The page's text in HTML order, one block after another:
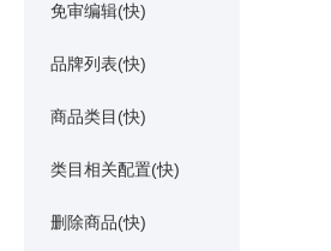
免审编辑(快)
品牌列表(快)
商品类目(快)
类目相关配置(快)
删除商品(快)